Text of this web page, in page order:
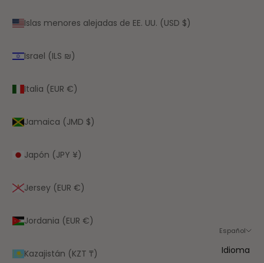
Islas menores alejadas de EE. UU. (USD $)
Israel (ILS ₪)
Italia (EUR €)
Jamaica (JMD $)
Japón (JPY ¥)
Jersey (EUR €)
Jordania (EUR €)
Kazajistán (KZT ₸)
Español
Idioma